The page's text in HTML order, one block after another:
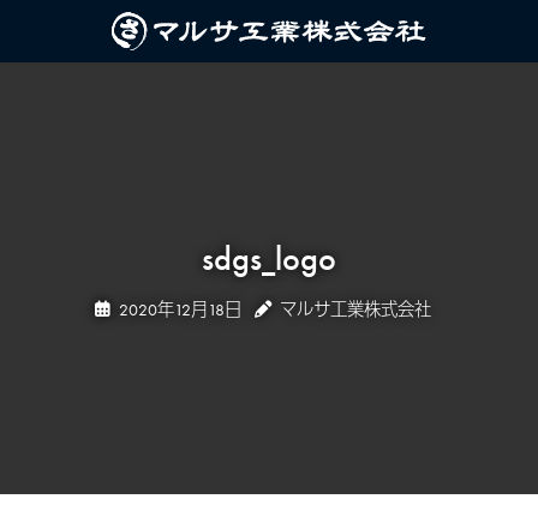
sdgs_logo
2020年12月18日 マルサ工業株式会社